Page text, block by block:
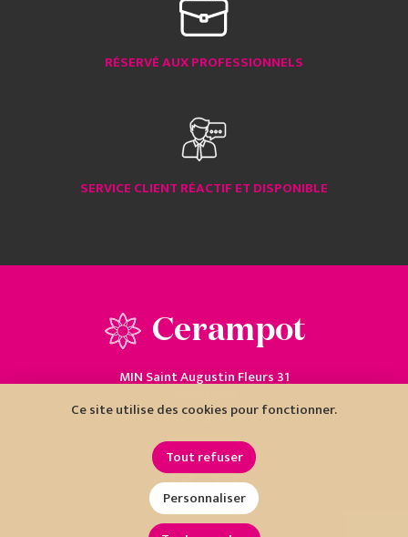
RÉSERVÉ AUX PROFESSIONNELS
SERVICE CLIENT RÉACTIF ET DISPONIBLE
Cerampot
MIN Saint Augustin Fleurs 31
04 93 18 80 10
Ce site utilise des cookies pour fonctionner.
Tout refuser
Personnaliser